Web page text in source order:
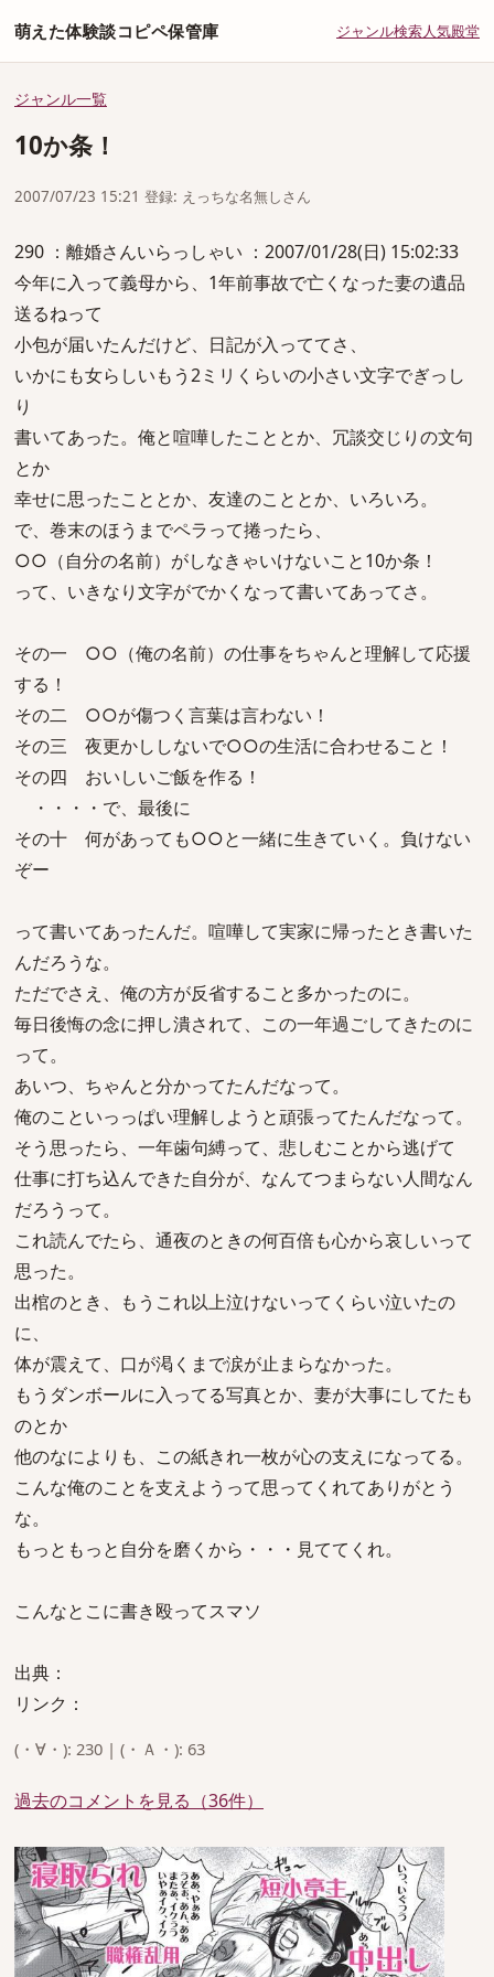
萌えた体験談コピペ保管庫 ジャンル検索人気殿堂
ジャンル一覧
10か条！
2007/07/23 15:21 登録: えっちな名無しさん
290 ：離婚さんいらっしゃい ：2007/01/28(日) 15:02:33
今年に入って義母から、1年前事故で亡くなった妻の遺品
送るねって
小包が届いたんだけど、日記が入っててさ、
いかにも女らしいもう2ミリくらいの小さい文字でぎっし
り
書いてあった。俺と喧嘩したこととか、冗談交じりの文句
とか
幸せに思ったこととか、友達のこととか、いろいろ。
で、巻末のほうまでペラって捲ったら、
○○（自分の名前）がしなきゃいけないこと10か条！
って、いきなり文字がでかくなって書いてあってさ。
その一 ○○（俺の名前）の仕事をちゃんと理解して応援
する！
その二 ○○が傷つく言葉は言わない！
その三 夜更かししないで○○の生活に合わせること！
その四 おいしいご飯を作る！
・・・・で、最後に
その十 何があっても○○と一緒に生きていく。負けない
ぞー
って書いてあったんだ。喧嘩して実家に帰ったとき書いた
んだろうな。
ただでさえ、俺の方が反省すること多かったのに。
毎日後悔の念に押し潰されて、この一年過ごしてきたのに
って。
あいつ、ちゃんと分かってたんだなって。
俺のこといっっぱい理解しようと頑張ってたんだなって。
そう思ったら、一年歯句縛って、悲しむことから逃げて
仕事に打ち込んできた自分が、なんてつまらない人間なん
だろうって。
これ読んでたら、通夜のときの何百倍も心から哀しいって
思った。
出棺のとき、もうこれ以上泣けないってくらい泣いたの
に、
体が震えて、口が渇くまで涙が止まらなかった。
もうダンボールに入ってる写真とか、妻が大事にしてたも
のとか
他のなによりも、この紙きれ一枚が心の支えになってる。
こんな俺のことを支えようって思ってくれてありがとう
な。
もっともっと自分を磨くから・・・見ててくれ。
こんなとこに書き殴ってスマソ
出典：
リンク：
(・∀・): 230 | (・Ａ・): 63
過去のコメントを見る（36件）